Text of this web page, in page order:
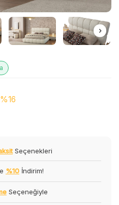
%16
Seçenekleri
%10 İndirim!
Seçeneğiyle